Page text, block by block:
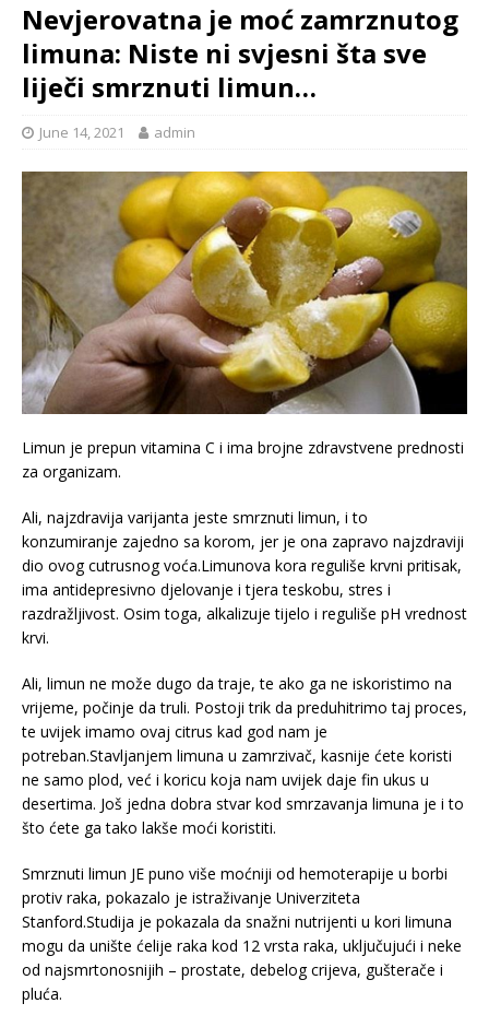
Nevjerovatna je moć zamrznutog
limuna: Niste ni svjesni šta sve
liječi smrznuti limun…
June 14, 2021 admin
Limun je prepun vitamina C i ima brojne zdravstvene prednosti
za organizam.
Ali, najzdravija varijanta jeste smrznuti limun, i to
konzumiranje zajedno sa korom, jer je ona zapravo najzdraviji
dio ovog cutrusnog voća.Limunova kora reguliše krvni pritisak,
ima antidepresivno djelovanje i tjera teskobu, stres i
razdražljivost. Osim toga, alkalizuje tijelo i reguliše pH vrednost
krvi.
Ali, limun ne može dugo da traje, te ako ga ne iskoristimo na
vrijeme, počinje da truli. Postoji trik da preduhitrimo taj proces,
te uvijek imamo ovaj citrus kad god nam je
potreban.Stavljanjem limuna u zamrzivač, kasnije ćete koristi
ne samo plod, već i koricu koja nam uvijek daje fin ukus u
desertima. Još jedna dobra stvar kod smrzavanja limuna je i to
što ćete ga tako lakše moći koristiti.
Smrznuti limun JE puno više moćniji od hemoterapije u borbi
protiv raka, pokazalo je istraživanje Univerziteta
Stanford.Studija je pokazala da snažni nutrijenti u kori limuna
mogu da unište ćelije raka kod 12 vrsta raka, uključujući i neke
od najsmrtonosnijih – prostate, debelog crijeva, gušterače i
pluća.